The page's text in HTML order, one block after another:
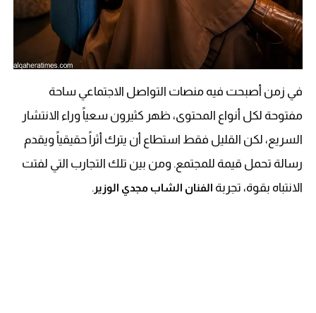
في زمن أصبحت فيه منصات التواصل الاجتماعي ساحة
مفتوحة لكل أنواع المحتوى، ظهر كثيرون سعياً وراء الانتشار
السريع، لكن القليل فقط استطاع أن يترك أثراً حقيقياً ويقدم
رسالة تحمل قيمة للمجتمع. ومن بين تلك التجارب التي لفتت
الانتباه بقوة، تجربة الفنان الشاب مجدي الوزير.